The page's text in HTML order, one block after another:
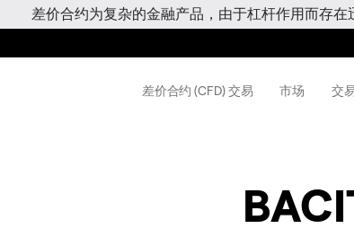
差价合约为复杂的金融产品，由于杠杆作用而存
差价合约 (CFD) 交易 市场 交